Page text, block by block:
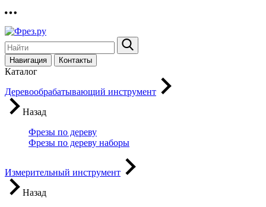
Навигация Контакты
Каталог
Деревообрабатывающий инструмент
Назад
Фрезы по дереву
Фрезы по дереву наборы
Измерительный инструмент
Назад